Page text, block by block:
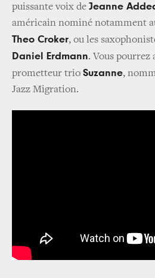
puissante voix de Jeanne
américain nominé notamment
Theo Croker, ou les
Daniel Erdmann. Vous pourrez
prometteur trio Suzanne,
Jazz Migration.